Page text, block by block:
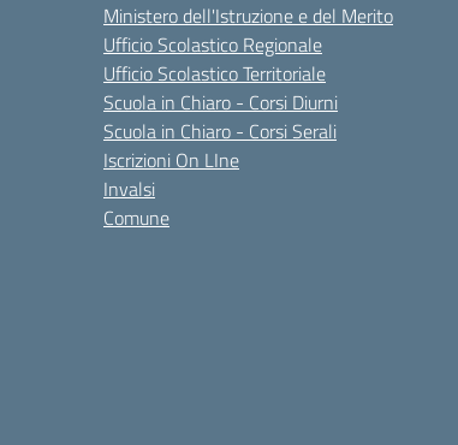
Ministero dell'Istruzione e del Merito
Ufficio Scolastico Regionale
Ufficio Scolastico Territoriale
Scuola in Chiaro - Corsi Diurni
Scuola in Chiaro - Corsi Serali
Iscrizioni On LIne
Invalsi
Comune